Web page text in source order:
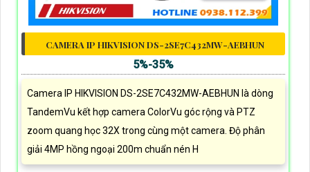
CAMERA IP HIKVISION DS-2SE7C432MW-AEBHUN
5%-35%
Camera IP HIKVISION DS-2SE7C432MW-AEBHUN là dòng
TandemVu kết hợp camera ColorVu góc rộng và PTZ
zoom quang học 32X trong cùng một camera. Độ phân
giải 4MP hồng ngoại 200m chuẩn nén H